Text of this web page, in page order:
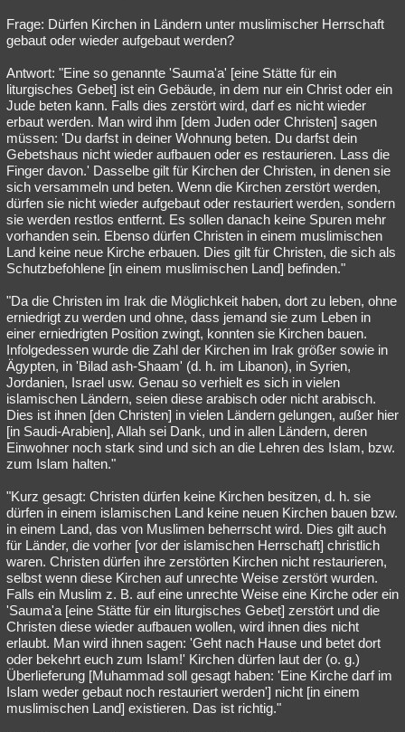
Frage: Dürfen Kirchen in Ländern unter muslimischer Herrschaft
gebaut oder wieder aufgebaut werden?
Antwort: "Eine so genannte 'Sauma'a' [eine Stätte für ein
liturgisches Gebet] ist ein Gebäude, in dem nur ein Christ oder ein
Jude beten kann. Falls dies zerstört wird, darf es nicht wieder
erbaut werden. Man wird ihm [dem Juden oder Christen] sagen
müssen: 'Du darfst in deiner Wohnung beten. Du darfst dein
Gebetshaus nicht wieder aufbauen oder es restaurieren. Lass die
Finger davon.' Dasselbe gilt für Kirchen der Christen, in denen sie
sich versammeln und beten. Wenn die Kirchen zerstört werden,
dürfen sie nicht wieder aufgebaut oder restauriert werden, sondern
sie werden restlos entfernt. Es sollen danach keine Spuren mehr
vorhanden sein. Ebenso dürfen Christen in einem muslimischen
Land keine neue Kirche erbauen. Dies gilt für Christen, die sich als
Schutzbefohlene [in einem muslimischen Land] befinden."
"Da die Christen im Irak die Möglichkeit haben, dort zu leben, ohne
erniedrigt zu werden und ohne, dass jemand sie zum Leben in
einer erniedrigten Position zwingt, konnten sie Kirchen bauen.
Infolgedessen wurde die Zahl der Kirchen im Irak größer sowie in
Ägypten, in 'Bilad ash-Shaam' (d. h. im Libanon), in Syrien,
Jordanien, Israel usw. Genau so verhielt es sich in vielen
islamischen Ländern, seien diese arabisch oder nicht arabisch.
Dies ist ihnen [den Christen] in vielen Ländern gelungen, außer hier
[in Saudi-Arabien], Allah sei Dank, und in allen Ländern, deren
Einwohner noch stark sind und sich an die Lehren des Islam, bzw.
zum Islam halten."
"Kurz gesagt: Christen dürfen keine Kirchen besitzen, d. h. sie
dürfen in einem islamischen Land keine neuen Kirchen bauen bzw.
in einem Land, das von Muslimen beherrscht wird. Dies gilt auch
für Länder, die vorher [vor der islamischen Herrschaft] christlich
waren. Christen dürfen ihre zerstörten Kirchen nicht restaurieren,
selbst wenn diese Kirchen auf unrechte Weise zerstört wurden.
Falls ein Muslim z. B. auf eine unrechte Weise eine Kirche oder ein
'Sauma'a [eine Stätte für ein liturgisches Gebet] zerstört und die
Christen diese wieder aufbauen wollen, wird ihnen dies nicht
erlaubt. Man wird ihnen sagen: 'Geht nach Hause und betet dort
oder bekehrt euch zum Islam!' Kirchen dürfen laut der (o. g.)
Überlieferung [Muhammad soll gesagt haben: 'Eine Kirche darf im
Islam weder gebaut noch restauriert werden'] nicht [in einem
muslimischen Land] existieren. Das ist richtig."